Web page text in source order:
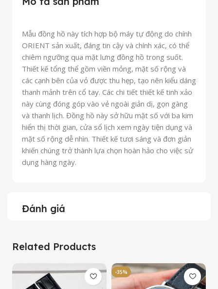
Mẫu đồng hồ này tích hợp bộ máy tự động do chính
ORIENT sản xuất, đáng tin cậy và chính xác, có thể
chiêm ngưỡng qua mặt lưng đồng hồ trong suốt.
Thiết kế tổng thể gồm viền mỏng, mặt số rộng và
các cạnh bên của vỏ được thu hẹp, tạo nên kiểu dáng
thanh mảnh trên cổ tay. Các chi tiết thiết kế tinh xảo
này cùng đóng góp vào vẻ ngoài giản dị, gọn gàng
và thanh lịch. Đồng hồ này sở hữu mặt số với ba kim
hiển thị thời gian, cửa sổ lịch xem ngày tiện dụng và
mặt số rộng dễ nhìn. Thiết kế tươi sáng và đơn giản
khiến chúng trở thành lựa chọn hoàn hảo cho việc sử
dụng hàng ngày.
Đánh giá
Related Products
-35%